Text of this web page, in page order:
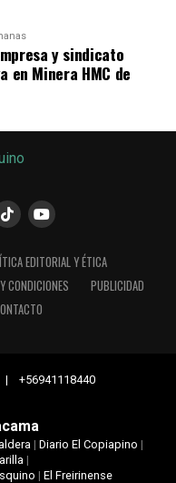
y sindicato
en Minera HMC de
EDITORIAL Y ÉTICA
CONDICIONES
PUBLICIDAD
| +56941118440
| Diario El Copiapino |
|
| El Freirinense